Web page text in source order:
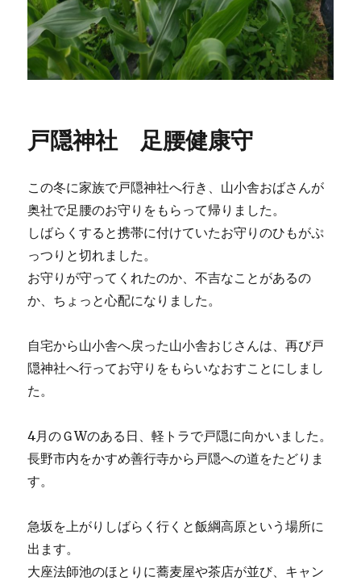
戸隠神社 足腰健康守
この冬に家族で戸隠神社へ行き、山小舎おばさんが
奥社で足腰のお守りをもらって帰りました。
しばらくすると携帯に付けていたお守りのひもがぷ
っつりと切れました。
お守りが守ってくれたのか、不吉なことがあるの
か、ちょっと心配になりました。
自宅から山小舎へ戻った山小舎おじさんは、再び戸
隠神社へ行ってお守りをもらいなおすことにしまし
た。
4月のＧWのある日、軽トラで戸隠に向かいました。
長野市内をかすめ善行寺から戸隠への道をたどりま
す。
急坂を上がりしばらく行くと飯綱高原という場所に
出ます。
大座法師池のほとりに蕎麦屋や茶店が並び、キャン